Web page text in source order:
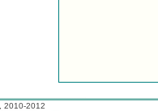
, 2010-2012